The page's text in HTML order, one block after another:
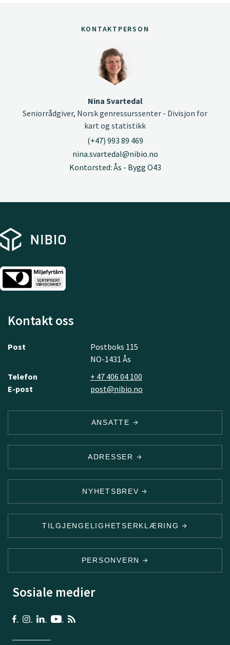
KONTAKTPERSON
Nina Svartedal
Seniorrådgiver, Norsk genressurssenter - Divisjon for
kart og statistikk
(+47) 993 89 469
nina.svartedal@nibio.no
Kontorsted: Ås - Bygg O43
Kontakt oss
Post
Postboks 115
NO-1431 Ås
Telefon
+ 47 406 04 100
E-post
post@nibio.no
ANSATTE
ADRESSER
NYHETSBREV
TILGJENGELIGHETSERKLÆRING
PERSONVERN
Sosiale medier